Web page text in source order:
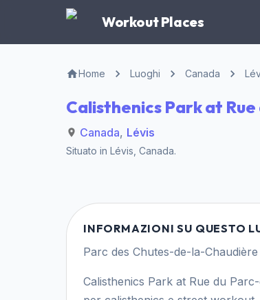
Workout Places
Home Luoghi Canada
Calisthenics Park at
Canada, Lévis
Situato in Lévis Canada.
INFORMAZIONI SU QUESTO
Parc des Chutes-de-la-Chaudière
Calisthenics Park at Rue du